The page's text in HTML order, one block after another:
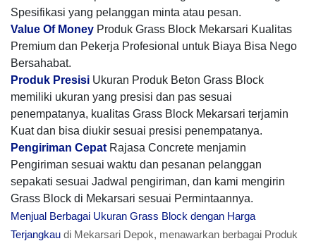
Spesifikasi yang pelanggan minta atau pesan.
Value Of Money Produk Grass Block Mekarsari Kualitas
Premium dan Pekerja Profesional untuk Biaya Bisa Nego
Bersahabat.
Produk Presisi Ukuran Produk Beton Grass Block
memiliki ukuran yang presisi dan pas sesuai
penempatanya, kualitas Grass Block Mekarsari terjamin
Kuat dan bisa diukir sesuai presisi penempatanya.
Pengiriman Cepat Rajasa Concrete menjamin
Pengiriman sesuai waktu dan pesanan pelanggan
sepakati sesuai Jadwal pengiriman, dan kami mengirin
Grass Block di Mekarsari sesuai Permintaannya.
Menjual Berbagai Ukuran Grass Block dengan Harga
Terjangkau di Mekarsari Depok, menawarkan berbagai Produk